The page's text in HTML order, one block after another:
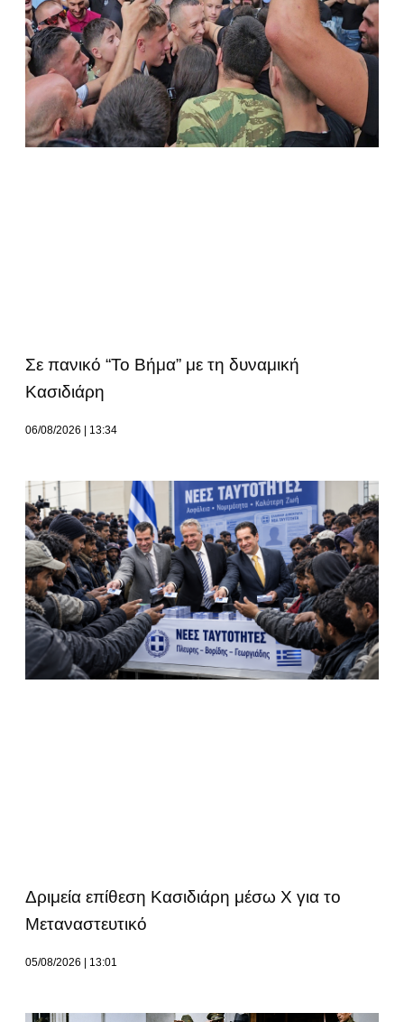
Σε πανικό “Το Βήμα” με τη δυναμική
Κασιδιάρη
06/08/2026 13:34
Δριμεία επίθεση Κασιδιάρη μέσω Χ για το
Μεταναστευτικό
05/08/2026 13:01